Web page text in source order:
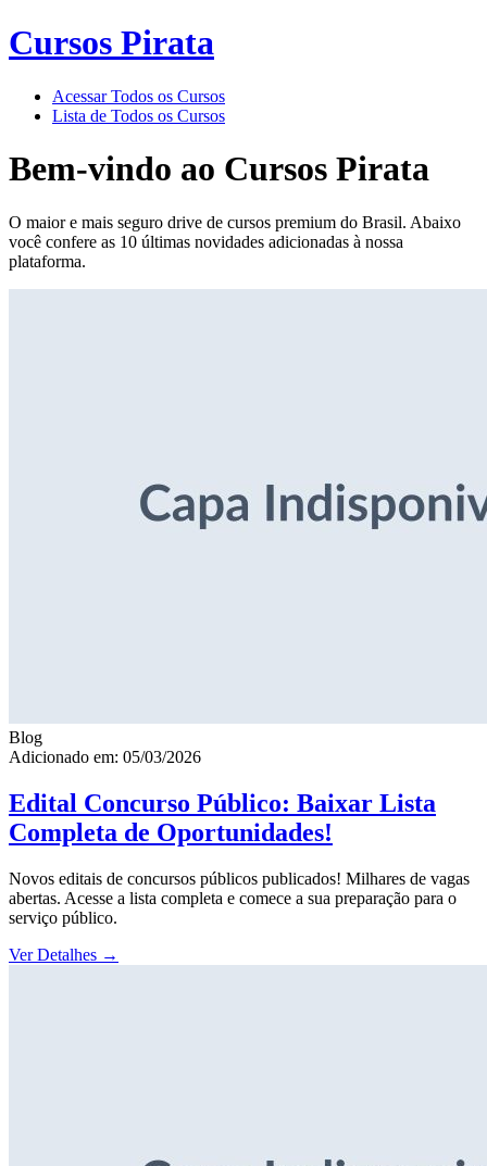
Cursos Pirata
Acessar Todos os Cursos
Lista de Todos os Cursos
Bem-vindo ao Cursos Pirata
O maior e mais seguro drive de cursos premium do Brasil. Abaixo
você confere as 10 últimas novidades adicionadas à nossa
plataforma.
Blog
Adicionado em: 05/03/2026
Edital Concurso Público: Baixar Lista
Completa de Oportunidades!
Novos editais de concursos públicos publicados! Milhares de vagas
abertas. Acesse a lista completa e comece a sua preparação para o
serviço público.
Ver Detalhes →